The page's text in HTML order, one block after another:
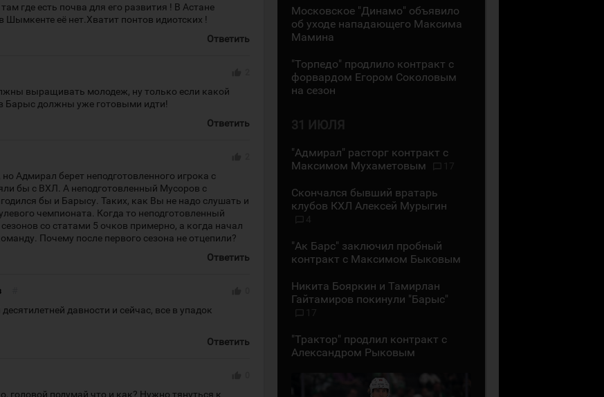
где есть почва для его развития ! В Астане
Шымкенте её нет.Хватит понтов идиотских !
Ответить
выращивать молодеж, ну только если какой
Барыс должны уже готовыми идти!
Ответить
Адмирал берет неподготовленного игрока с
бы с ВХЛ. А неподготовленный Мусоров с
бы и Барысу. Таких, как Вы не надо слушать и
чемпионата. Когда то неподготовленный
со статами 5 очков примерно, а когда начал
Почему после первого сезона не отцепили?
Ответить
давности и сейчас, все в упадок
Ответить
головой подумай что и как? Нужно тянуться к
Московское "Динамо" объявило
об уходе нападающего Максима
Мамина
"Торпедо" продлило контракт с
форвардом Егором Соколовым
на сезон
31 ИЮЛЯ
"Адмирал" расторг контракт с
Максимом Мухаметовым
17
Скончался бывший вратарь
клубов КХЛ Алексей Мурыгин
4
"Ак Барс" заключил пробный
контракт с Максимом Быковым
Никита Бояркин и Тамирлан
Гайтамиров покинули "Барыс"
17
"Трактор" продлил контракт с
Александром Рыковым